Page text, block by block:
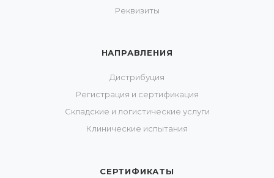
Реквизиты
НАПРАВЛЕНИЯ
Дистрибуция
Регистрация и сертификация
Складские и логистические услуги
Клинические испытания
СЕРТИФИКАТЫ